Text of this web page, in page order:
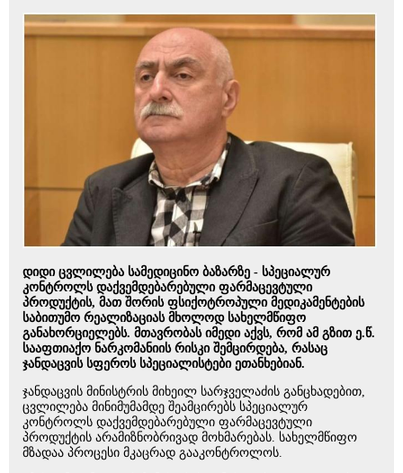
დიდი ცვლილება სამედიცინო ბაზარზე - სპეციალურ
კონტროლს დაქვემდებარებული ფარმაცევტული
პროდუქტის, მათ შორის ფსიქოტროპული მედიკამენტების
საბითუმო რეალიზაციას მხოლოდ სახელმწიფო
განახორციელებს. მთავრობას იმედი აქვს, რომ ამ გზით ე.წ.
სააფთიაქო ნარკომანიის რისკი შემცირდება, რასაც
ჯანდაცვის სფეროს სპეციალისტები ეთანხებიან.
ჯანდაცვის მინისტრის მიხეილ სარჯველაძის განცხადებით,
ცვლილება მინიმუმამდე შეამცირებს სპეციალურ
კონტროლს დაქვემდებარებული ფარმაცევტული
პროდუქტის არამიზნობრივად მოხმარებას. სახელმწიფო
მზადაა პროცესი მკაცრად გააკონტროლოს.